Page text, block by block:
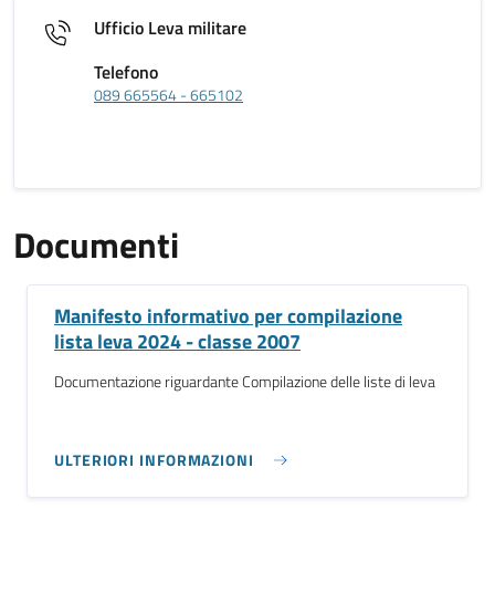
Ufficio Leva militare
Telefono
089 665564 - 665102
Documenti
Manifesto informativo per compilazione
lista leva 2024 - classe 2007
Documentazione riguardante Compilazione delle liste di leva
ULTERIORI INFORMAZIONI